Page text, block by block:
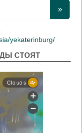
yekaterinburg/
СТОЯТ